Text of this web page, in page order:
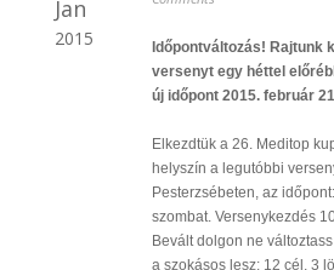
Jan
2015
Időpontváltozás! Rajtunk
versenyt egy héttel
új időpont 2015. február
Elkezdtük a 26. Meditop
helyszín a legutóbbi
Pesterzsébeten, az
szombat. Versenykezdés
Bevált dolgon ne
a szokásos lesz: 12 cél, 3